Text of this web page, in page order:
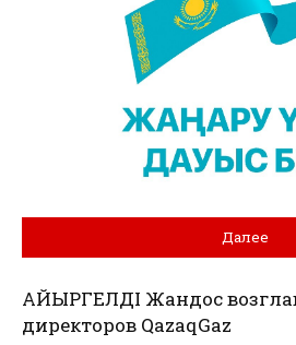
Далее
ҚАЙЫРГЕЛДІ Жандос
директоров QazaqGaz